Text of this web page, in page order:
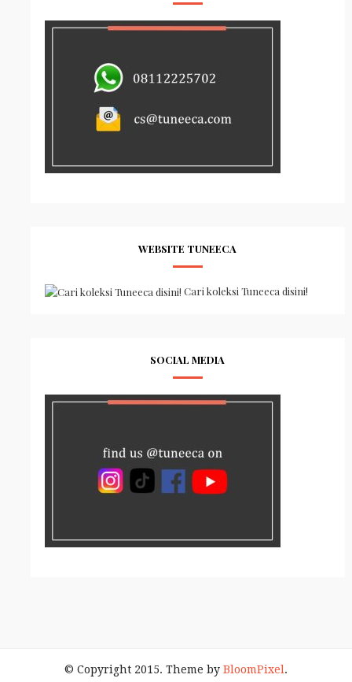
WEBSITE TUNEECA
Cari koleksi Tuneeca disini!
SOCIAL MEDIA
© Copyright 2015. Theme by BloomPixel.